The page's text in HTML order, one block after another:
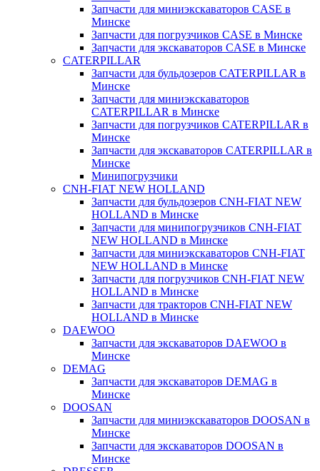
Запчасти для миниэкскаваторов CASE в
Минске
Запчасти для погрузчиков CASE в Минске
Запчасти для экскаваторов CASE в Минске
CATERPILLAR
Запчасти для бульдозеров CATERPILLAR в
Минске
Запчасти для миниэкскаваторов
CATERPILLAR в Минске
Запчасти для погрузчиков CATERPILLAR в
Минске
Запчасти для экскаваторов CATERPILLAR в
Минскe
Минипогрузчики
CNH-FIAT NEW HOLLAND
Запчасти для бульдозеров CNH-FIAT NEW
HOLLAND в Минске
Запчасти для минипогрузчиков CNH-FIAT
NEW HOLLAND в Минске
Запчасти для миниэкскаваторов CNH-FIAT
NEW HOLLAND в Минске
Запчасти для погрузчиков CNH-FIAT NEW
HOLLAND в Минске
Запчасти для тракторов CNH-FIAT NEW
HOLLAND в Минске
DAEWOO
Запчасти для экскаваторов DAEWOO в
Минске
DEMAG
Запчасти для экскаваторов DEMAG в
Минске
DOOSAN
Запчасти для миниэкскаваторов DOOSAN в
Минске
Запчасти для экскаваторов DOOSAN в
Минске